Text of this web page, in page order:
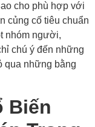
cho phù hợp với
củng cố tiêu chuẩn
nhóm người,
chú ý đến những
qua những bằng
Biến